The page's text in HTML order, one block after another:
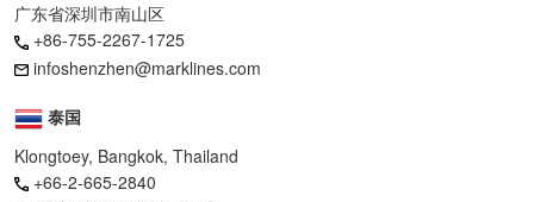
广东省深圳市南山区
+86-755-2267-1725
infoshenzhen@marklines.com
泰国
Klongtoey, Bangkok, Thailand
+66-2-665-2840